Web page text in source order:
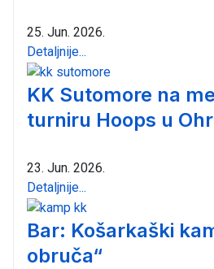
25. Jun. 2026.
Detaljnije...
KK Sutomore na
turniru Hoops u
23. Jun. 2026.
Detaljnije...
Bar: Košarkaški
obruča“